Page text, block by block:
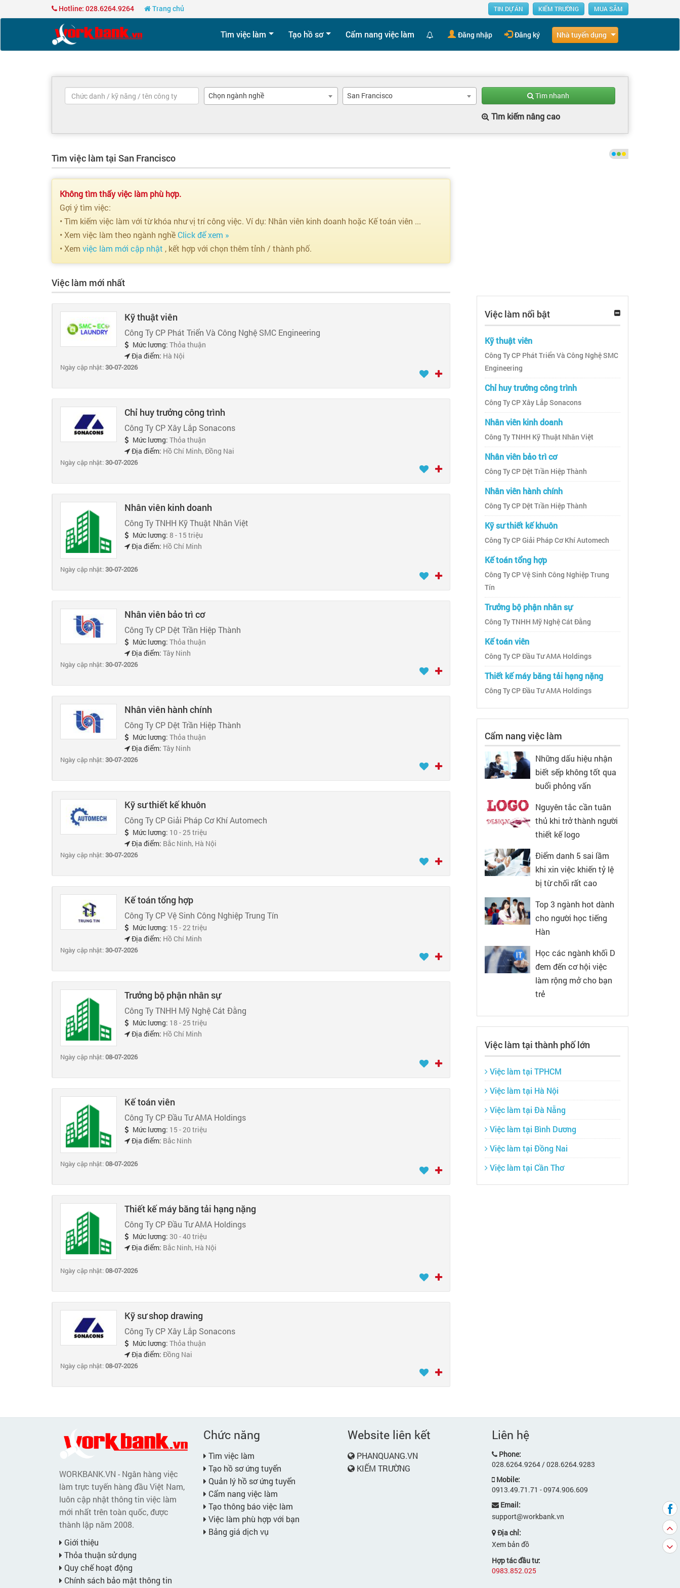
Hotline: 028.6264.9264 Trang chủ TIN DỰ ÁN KIẾM TRƯỜNG MUA SẮM
Tìm việc làm Tạo hồ sơ Cẩm nang việc làm Đăng nhập Đăng ký Nhà tuyển dụng
Chọn ngành nghề San Francisco Tìm nhanh
Tìm kiếm nâng cao
Tìm việc làm tại San Francisco
Không tìm thấy việc làm phù hợp.
Gợi ý tìm việc:
• Tìm kiếm việc làm với từ khóa như vị trí công việc. Ví dụ: Nhân viên kinh doanh hoặc Kế toán viên ...
• Xem việc làm theo ngành nghề Click để xem »
• Xem việc làm mới cập nhật , kết hợp với chọn thêm tỉnh / thành phố.
Việc làm mới nhất
Kỹ thuật viên
Công Ty CP Phát Triển Và Công Nghệ SMC Engineering
Mức lương: Thỏa thuận
Địa điểm: Hà Nội
Ngày cập nhật:30-07-2026
Chỉ huy trưởng công trình
Công Ty CP Xây Lắp Sonacons
Mức lương: Thỏa thuận
Địa điểm: Hồ Chí Minh, Đồng Nai
Ngày cập nhật:30-07-2026
Nhân viên kinh doanh
Công Ty TNHH Kỹ Thuật Nhân Việt
Mức lương: 8 - 15 triệu
Địa điểm: Hồ Chí Minh
Ngày cập nhật:30-07-2026
Nhân viên bảo trì cơ
Công Ty CP Dệt Trần Hiệp Thành
Mức lương: Thỏa thuận
Địa điểm: Tây Ninh
Ngày cập nhật:30-07-2026
Nhân viên hành chính
Công Ty CP Dệt Trần Hiệp Thành
Mức lương: Thỏa thuận
Địa điểm: Tây Ninh
Ngày cập nhật:30-07-2026
Kỹ sư thiết kế khuôn
Công Ty CP Giải Pháp Cơ Khí Automech
Mức lương: 10 - 25 triệu
Địa điểm: Bắc Ninh, Hà Nội
Ngày cập nhật:30-07-2026
Kế toán tổng hợp
Công Ty CP Vệ Sinh Công Nghiệp Trung Tín
Mức lương: 15 - 22 triệu
Địa điểm: Hồ Chí Minh
Ngày cập nhật:30-07-2026
Trưởng bộ phận nhân sự
Công Ty TNHH Mỹ Nghệ Cát Đằng
Mức lương: 18 - 25 triệu
Địa điểm: Hồ Chí Minh
Ngày cập nhật:08-07-2026
Kế toán viên
Công Ty CP Đầu Tư AMA Holdings
Mức lương: 15 - 20 triệu
Địa điểm: Bắc Ninh
Ngày cập nhật:08-07-2026
Thiết kế máy băng tải hạng nặng
Công Ty CP Đầu Tư AMA Holdings
Mức lương: 30 - 40 triệu
Địa điểm: Bắc Ninh, Hà Nội
Ngày cập nhật:08-07-2026
Kỹ sư shop drawing
Công Ty CP Xây Lắp Sonacons
Mức lương: Thỏa thuận
Địa điểm: Đồng Nai
Ngày cập nhật:08-07-2026
Việc làm nổi bật
Kỹ thuật viên
Công Ty CP Phát Triển Và Công Nghệ SMC
Engineering
Chỉ huy trưởng công trình
Công Ty CP Xây Lắp Sonacons
Nhân viên kinh doanh
Công Ty TNHH Kỹ Thuật Nhân Việt
Nhân viên bảo trì cơ
Công Ty CP Dệt Trần Hiệp Thành
Nhân viên hành chính
Công Ty CP Dệt Trần Hiệp Thành
Kỹ sư thiết kế khuôn
Công Ty CP Giải Pháp Cơ Khí Automech
Kế toán tổng hợp
Công Ty CP Vệ Sinh Công Nghiệp Trung
Tín
Trưởng bộ phận nhân sự
Công Ty TNHH Mỹ Nghệ Cát Đằng
Kế toán viên
Công Ty CP Đầu Tư AMA Holdings
Thiết kế máy băng tải hạng nặng
Công Ty CP Đầu Tư AMA Holdings
Cẩm nang việc làm
Những dấu hiệu nhận
biết sếp không tốt qua
buổi phỏng vấn
Nguyên tắc cần tuân
thủ khi trở thành người
thiết kế logo
Điểm danh 5 sai lầm
khi xin việc khiến tỷ lệ
bị từ chối rất cao
Top 3 ngành hot dành
cho người học tiếng
Hàn
Học các ngành khối D
đem đến cơ hội việc
làm rộng mở cho bạn
trẻ
Việc làm tại thành phố lớn
Việc làm tại TPHCM
Việc làm tại Hà Nội
Việc làm tại Đà Nẵng
Việc làm tại Bình Dương
Việc làm tại Đồng Nai
Việc làm tại Cần Thơ
WORKBANK.VN - Ngân hàng việc
làm trực tuyến hàng đầu Việt Nam,
luôn cập nhật thông tin việc làm
mới nhất trên toàn quốc, được
thành lập năm 2008.
Giới thiệu
Thỏa thuận sử dụng
Quy chế hoạt động
Chính sách bảo mật thông tin
Chức năng
Tìm việc làm
Tạo hồ sơ ứng tuyển
Quản lý hồ sơ ứng tuyển
Cẩm nang việc làm
Tạo thông báo việc làm
Việc làm phù hợp với bạn
Bảng giá dịch vụ
Website liên kết
PHANQUANG.VN
KIẾM TRƯỜNG
Liên hệ
Phone:
028.6264.9264 / 028.6264.9283
Mobile:
0913.49.71.71 - 0974.906.609
Email:
support@workbank.vn
Địa chỉ:
Xem bản đồ
Hợp tác đầu tư:
0983.852.025